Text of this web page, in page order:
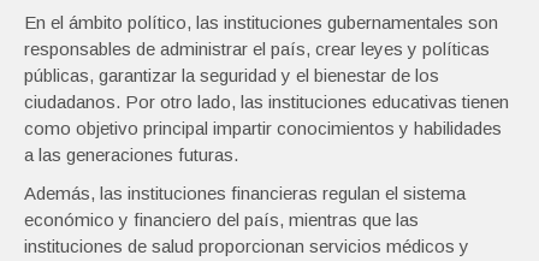
En el ámbito político, las instituciones gubernamentales son
responsables de administrar el país, crear leyes y políticas
públicas, garantizar la seguridad y el bienestar de los
ciudadanos. Por otro lado, las instituciones educativas tienen
como objetivo principal impartir conocimientos y habilidades
a las generaciones futuras.
Además, las instituciones financieras regulan el sistema
económico y financiero del país, mientras que las
instituciones de salud proporcionan servicios médicos y